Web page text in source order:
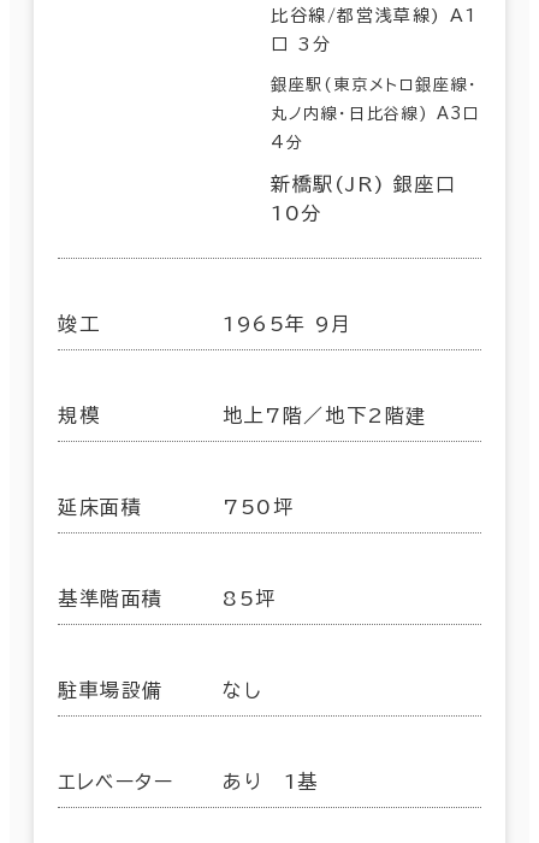
比谷線/都営浅草線) A1
口 3分
銀座駅(東京メトロ銀座線･
丸ノ内線･日比谷線) A3口
4分
新橋駅(JR) 銀座口
10分
竣工 1965年 9月
規模 地上7階／地下2階建
延床面積 750坪
基準階面積 85坪
駐車場設備 なし
エレベーター あり 1基